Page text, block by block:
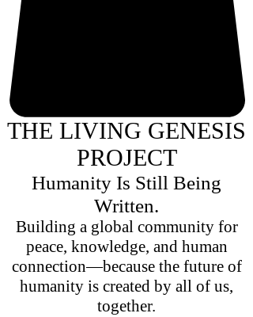
THE LIVING GENESIS
PROJECT
Humanity Is Still Being
Written.
Building a global community for
peace, knowledge, and human
connection—because the future of
humanity is created by all of us,
together.